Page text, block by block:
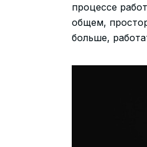
процессе
общем,
больше,